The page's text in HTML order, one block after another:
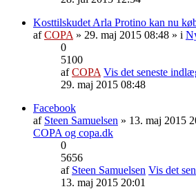
Kosttilskudet Arla Protino kan nu
afCOPA » 29. maj 2015 08:48 » i
0
5100
afCOPA Vis det seneste
29. maj 2015 08:48
Facebook
af Steen Samuelsen » 13. maj 2015
COPA og copa.dk
0
5656
af Steen Samuelsen Vis det
13. maj 2015 20:01